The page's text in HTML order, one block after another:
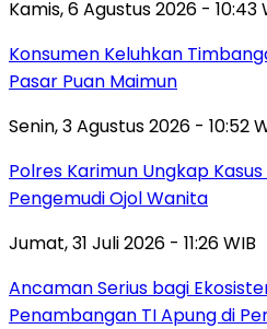
Kamis, 6 Agustus 2026 - 10:43
Konsumen Keluhkan
Pasar Puan Maimun
Senin, 3 Agustus 2026 - 10:52
Polres Karimun Ungkap
Pengemudi Ojol Wanita
Jumat, 31 Juli 2026 - 11:26 WIB
Ancaman Serius bagi
Penambangan TI Apung di